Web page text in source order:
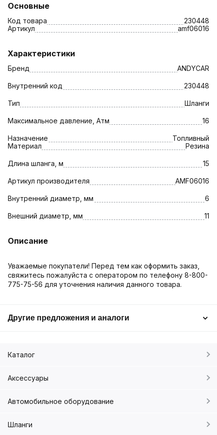
Основные
Код товара
230448
Артикул
amf06016
Характеристики
Бренд ANDYCAR
Внутренний код 230448
Тип Шланги
Максимальное давление, Атм 16
Назначение
Топливный
Материал
Резина
Длина шланга, м 15
Артикул производителя AMF06016
Внутренний диаметр, мм 6
Внешний диаметр, мм 11
Описание
Уважаемые покупатели! Перед тем как оформить заказ,
свяжитесь пожалуйста с оператором по телефону 8-800-
775-75-56 для уточнения наличия данного товара.
Другие предложения и аналоги
Каталог
Аксессуары
Автомобильное оборудование
Шланги